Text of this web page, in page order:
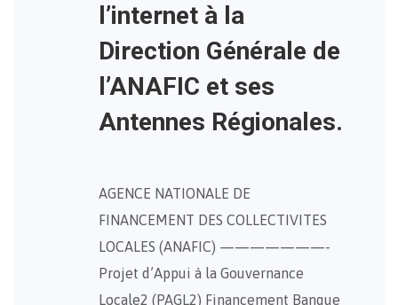
l’internet à la
Direction Générale de
l’ANAFIC et ses
Antennes Régionales.
AGENCE NATIONALE DE
FINANCEMENT DES COLLECTIVITES
LOCALES (ANAFIC) ———————-
Projet d’Appui à la Gouvernance
Locale2 (PAGL2) Financement Banque